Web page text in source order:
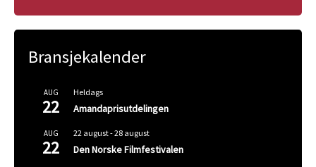
Bransjekalender
AUG
22
Heldags
Amandaprisutdelingen
AUG
22
22 august-28 august
Den Norske Filmfestivalen